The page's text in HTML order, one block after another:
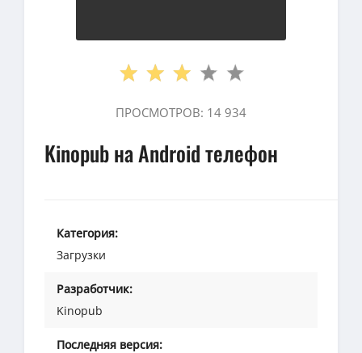
ПРОСМОТРОВ: 14 934
Kinopub на Android телефон
Категория:
Загрузки
Разработчик:
Kinopub
Последняя версия: